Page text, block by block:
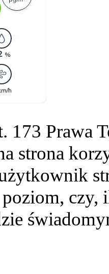
173 Prawa
strona